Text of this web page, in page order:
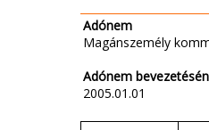
Adónem
Magánszemély
Adónem
2005.01.01